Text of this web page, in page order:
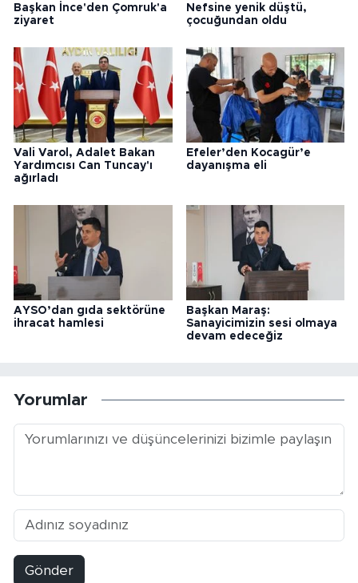
Başkan İnce'den Çomruk'a
ziyaret
Nefsine yenik düştü,
çocuğundan oldu
Vali Varol, Adalet Bakan
Yardımcısı Can Tuncay'ı
ağırladı
Efeler’den Kocagür’e
dayanışma eli
AYSO’dan gıda sektörüne
ihracat hamlesi
Başkan Maraş:
Sanayicimizin sesi olmaya
devam edeceğiz
Yorumlar
Gönder